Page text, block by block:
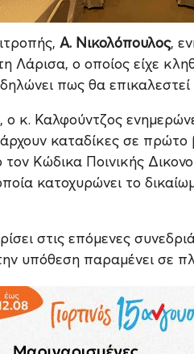
Α. Νικολόπουλος,
Λάρισα, ο οποίος είχε
πως θα επικαλεστεί
κ. Καλφούντζος
καταδίκες σε
Κώδικα Ποινικής
κατοχυρώνει το
στις επόμενες
υπόθεση παραμένει σε